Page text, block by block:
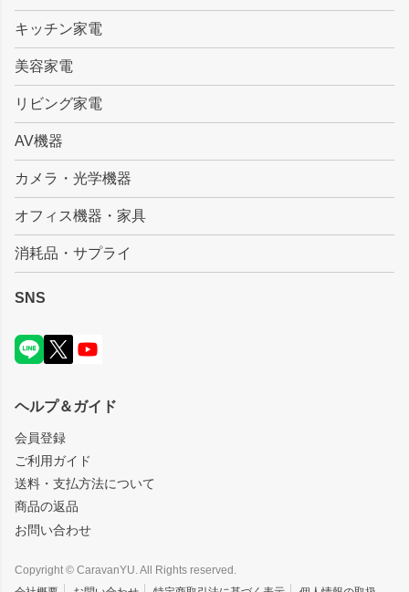
キッチン家電
美容家電
リビング家電
AV機器
カメラ・光学機器
オフィス機器・家具
消耗品・サプライ
SNS
ヘルプ＆ガイド
会員登録
ご利用ガイド
送料・支払方法について
商品の返品
お問い合わせ
Copyright © CaravanYU. All Rights reserved.